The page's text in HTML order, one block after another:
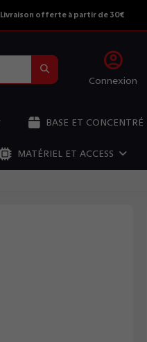
Livraison offerte à partir de 30€
Connexion
BASE ET CONCENTRÉ
MATÉRIEL ET ACCESS